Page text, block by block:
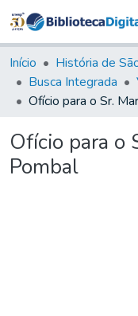
Início História de
Busca Integrada
Ofício para o
Pombal